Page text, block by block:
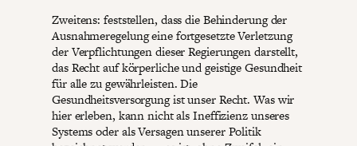
Zweitens: feststellen, dass die Behinderung der
Ausnahmeregelung eine fortgesetzte Verletzung
der Verpflichtungen dieser Regierungen darstellt,
das Recht auf körperliche und geistige Gesundheit
für alle zu gewährleisten. Die
Gesundheitsversorgung ist unser Recht. Was wir
hier erleben, kann nicht als Ineffizienz unseres
Systems oder als Versagen unserer Politik